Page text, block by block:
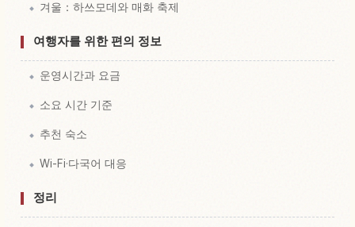
겨울：하쓰모데와 매화 축제
여행자를 위한 편의 정보
운영시간과 요금
소요 시간 기준
추천 숙소
Wi-Fi·다국어 대응
정리